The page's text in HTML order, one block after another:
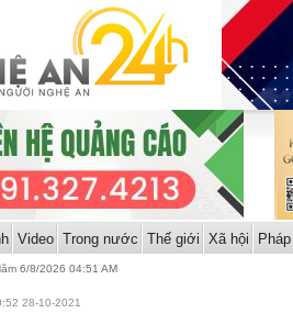
Video Trong nước Thế giới Xã hội
6/8/2026 04:51 AM
28-10-2021